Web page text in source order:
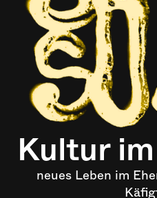
Kultur
neues Leben im